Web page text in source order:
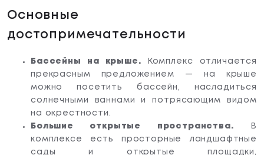
Основные
достопримечательности
Бассейны на крыше.
Комплекс отличается
прекрасным предложением — на крыше
можно посетить бассейн, насладиться
солнечными ваннами и потрясающим видом
на окрестности.
Большие открытые пространства. В
комплексе есть просторные ландшафтные
сады и открытые площадки,